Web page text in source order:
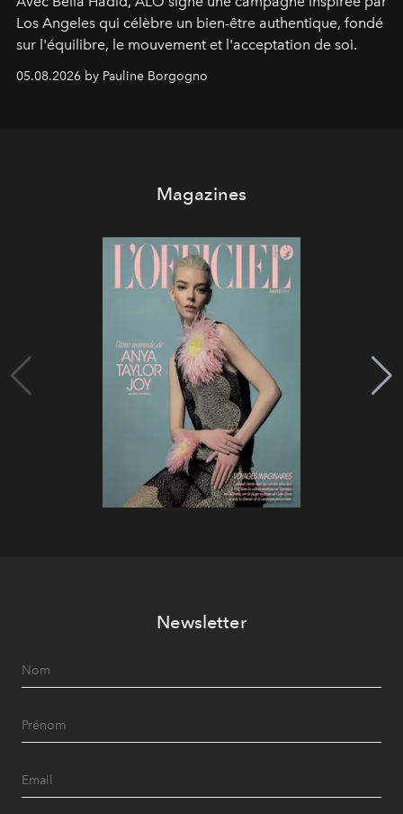
Los Angeles qui célèbre un bien-être authentique, fondé
sur l'équilibre, le mouvement et l'acceptation de soi.
05.08.2026 by Pauline Borgogno
Magazines
Newsletter